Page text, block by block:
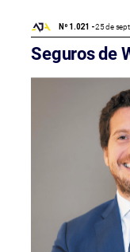
Nº 1.021 -25 de
Seguros de